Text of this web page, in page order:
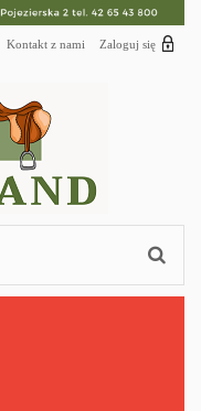
Zaloguj się
Kontakt z nami